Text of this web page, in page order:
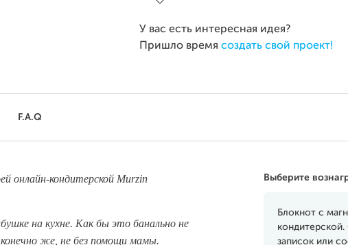
У вас есть интересная идея?
Пришло время создать свой проект!
F.A.Q
Выберите
Блокнот с
записок или
онлайн-кондитерской Murzin
на кухне. Как бы это банально не
же, не без помощи мамы.